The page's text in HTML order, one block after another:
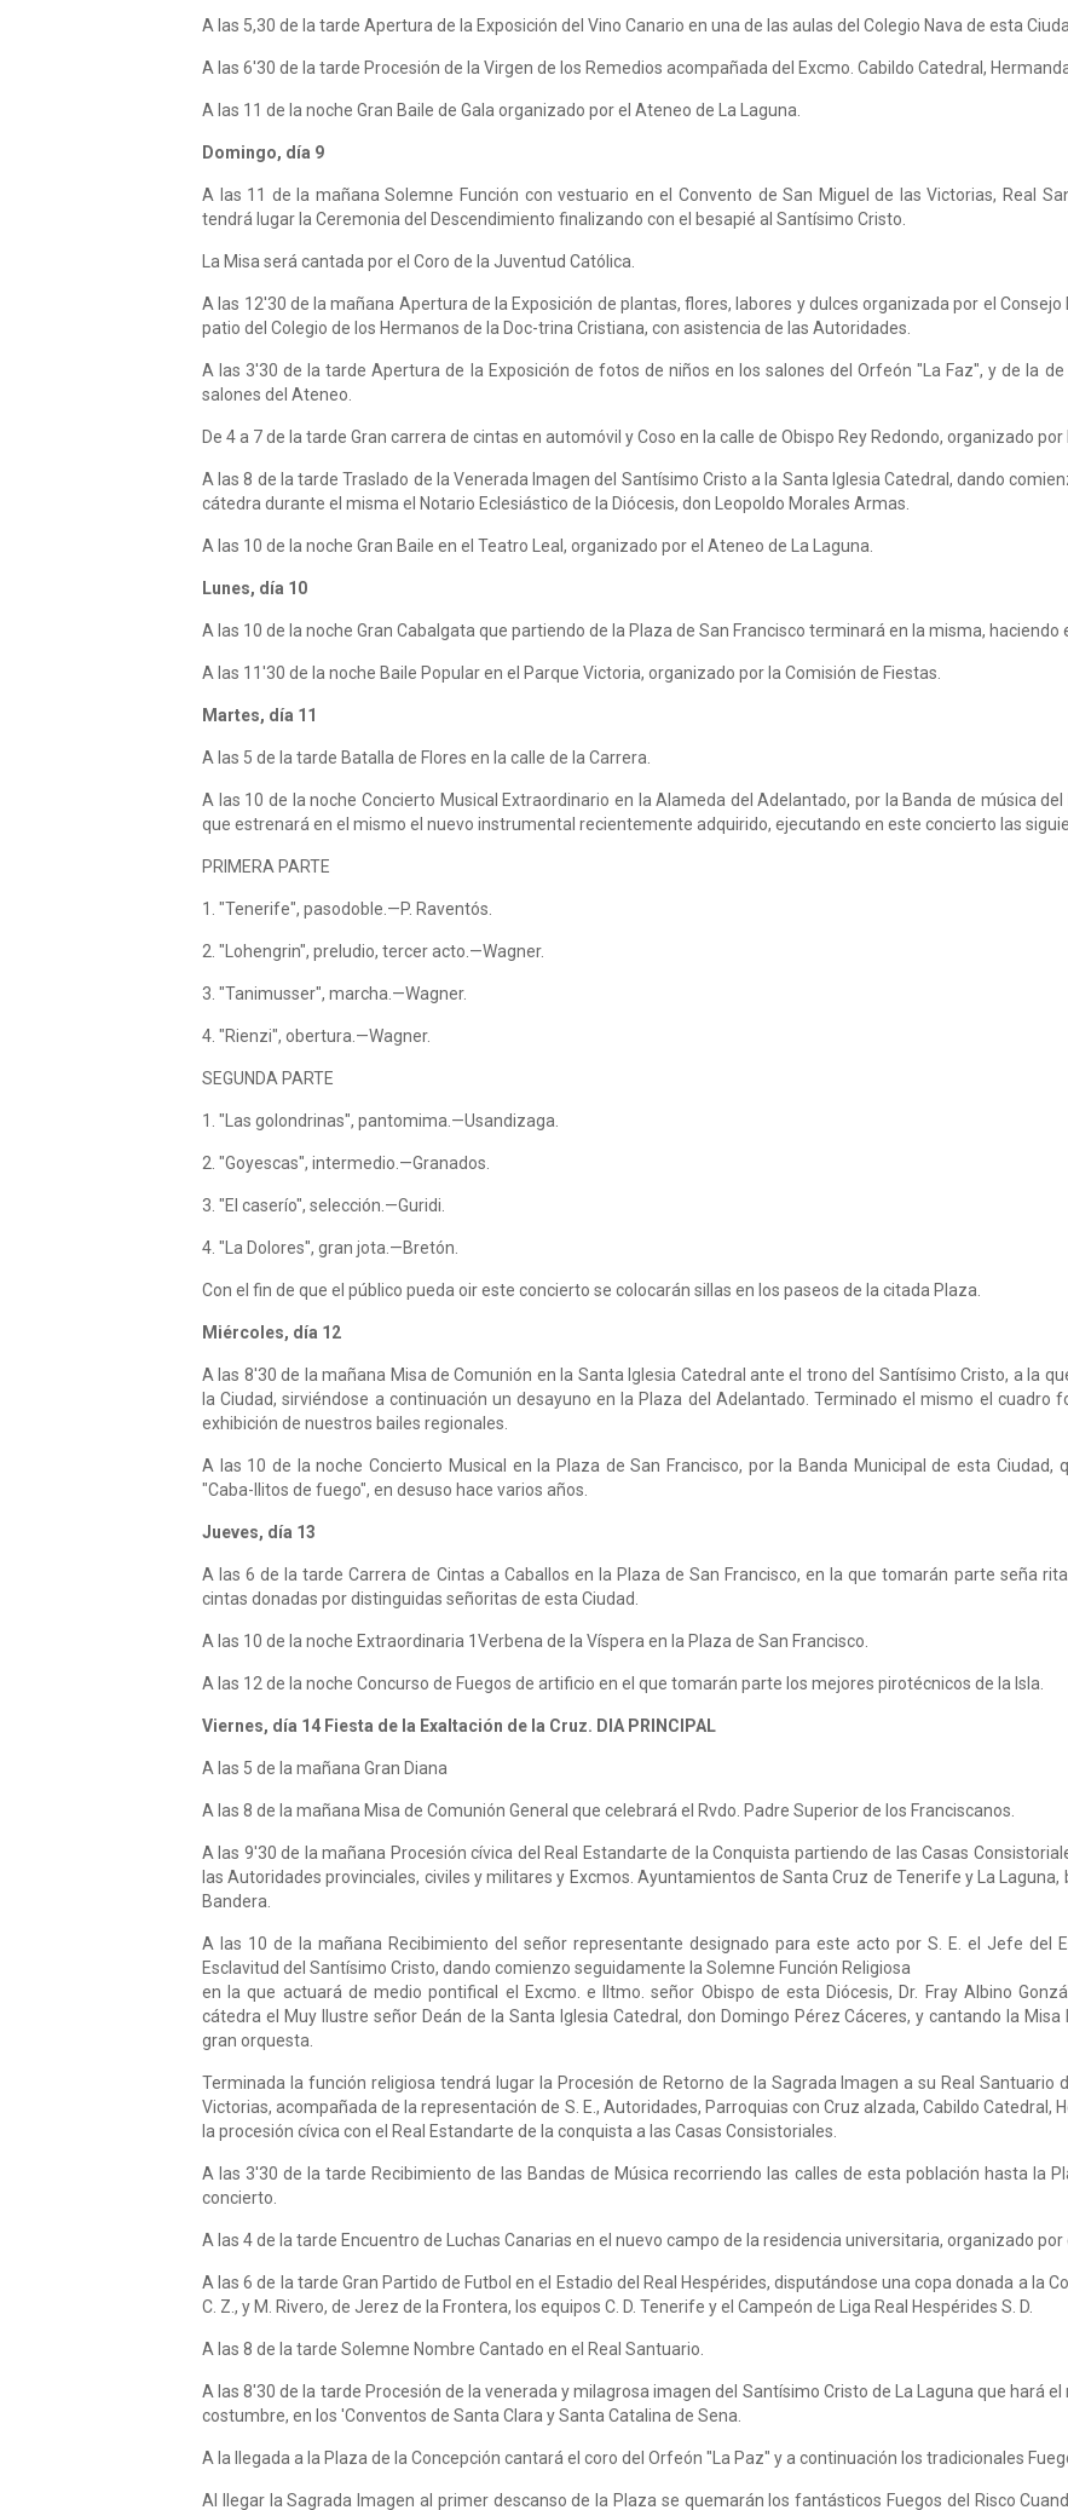
A las 5,30 de la tarde Apertura de la Exposición del Vino Canario en una de las aulas del Colegio Nava de esta
A las 6'30 de la tarde Procesión de la Virgen de los Remedios acompañada del Excmo. Cabildo Catedral,
A las 11 de la noche Gran Baile de Gala organizado por el Ateneo de La Laguna.
Domingo, día 9
A las 11 de la mañana Solemne Función con vestuario en el Convento de San Miguel de las Victorias, Real
tendrá lugar la Ceremonia del Descendimiento finalizando con el besapié al Santísimo Cristo.
La Misa será cantada por el Coro de la Juventud Católica.
A las 12'30 de la mañana Apertura de la Exposición de plantas, flores, labores y dulces organizada por el Consejo
patio del Colegio de los Hermanos de la Doc-trina Cristiana, con asistencia de las Autoridades.
A las 3'30 de la tarde Apertura de la Exposición de fotos de niños en los salones del Orfeón "La Faz", y de la
salones del Ateneo.
De 4 a 7 de la tarde Gran carrera de cintas en automóvil y Coso en la calle de Obispo Rey Redondo, organizado por
A las 8 de la tarde Traslado de la Venerada Imagen del Santísimo Cristo a la Santa Iglesia Catedral, dando
cátedra durante el misma el Notario Eclesiástico de la Diócesis, don Leopoldo Morales Armas.
A las 10 de la noche Gran Baile en el Teatro Leal, organizado por el Ateneo de La Laguna.
Lunes, día 10
A las 10 de la noche Gran Cabalgata que partiendo de la Plaza de San Francisco terminará en la misma,
A las 11'30 de la noche Baile Popular en el Parque Victoria, organizado por la Comisión de Fiestas.
Martes, día 11
A las 5 de la tarde Batalla de Flores en la calle de la Carrera.
A las 10 de la noche Concierto Musical Extraordinario en la Alameda del Adelantado, por la Banda de música
que estrenará en el mismo el nuevo instrumental recientemente adquirido, ejecutando en este concierto las
PRIMERA PARTE
1. "Tenerife", pasodoble.—P. Raventós.
2. "Lohengrin", preludio, tercer acto.—Wagner.
3. "Tanimusser", marcha.—Wagner.
4. "Rienzi", obertura.—Wagner.
SEGUNDA PARTE
1. "Las golondrinas", pantomima.—Usandizaga.
2. "Goyescas", intermedio.—Granados.
3. "El caserío", selección.—Guridi.
4. "La Dolores", gran jota.—Bretón.
Con el fin de que el público pueda oir este concierto se colocarán sillas en los paseos de la citada Plaza.
Miércoles, día 12
A las 8'30 de la mañana Misa de Comunión en la Santa Iglesia Catedral ante el trono del Santísimo Cristo, a la
la Ciudad, sirviéndose a continuación un desayuno en la Plaza del Adelantado. Terminado el mismo el cuadro
exhibición de nuestros bailes regionales.
A las 10 de la noche Concierto Musical en la Plaza de San Francisco, por la Banda Municipal de esta Ciudad,
"Caba-llitos de fuego", en desuso hace varios años.
Jueves, día 13
A las 6 de la tarde Carrera de Cintas a Caballos en la Plaza de San Francisco, en la que tomarán parte seña
cintas donadas por distinguidas señoritas de esta Ciudad.
A las 10 de la noche Extraordinaria 1Verbena de la Víspera en la Plaza de San Francisco.
A las 12 de la noche Concurso de Fuegos de artificio en el que tomarán parte los mejores pirotécnicos de la Isla.
Viernes, día 14 Fiesta de la Exaltación de la Cruz. DIA PRINCIPAL
A las 5 de la mañana Gran Diana
A las 8 de la mañana Misa de Comunión General que celebrará el Rvdo. Padre Superior de los Franciscanos.
A las 9'30 de la mañana Procesión cívica del Real Estandarte de la Conquista partiendo de las Casas
las Autoridades provinciales, civiles y militares y Excmos. Ayuntamientos de Santa Cruz de Tenerife y La
Bandera.
A las 10 de la mañana Recibimiento del señor representante designado para este acto por S. E. el Jefe del
Esclavitud del Santísimo Cristo, dando comienzo seguidamente la Solemne Función Religiosa
en la que actuará de medio pontifical el Excmo. e Iltmo. señor Obispo de esta Diócesis, Dr. Fray Albino
cátedra el Muy Ilustre señor Deán de la Santa Iglesia Catedral, don Domingo Pérez Cáceres, y cantando la
gran orquesta.
Terminada la función religiosa tendrá lugar la Procesión de Retorno de la Sagrada Imagen a su Real Santuario
Victorias, acompañada de la representación de S. E., Autoridades, Parroquias con Cruz alzada, Cabildo Catedral,
la procesión cívica con el Real Estandarte de la conquista a las Casas Consistoriales.
A las 3'30 de la tarde Recibimiento de las Bandas de Música recorriendo las calles de esta población hasta la
concierto.
A las 4 de la tarde Encuentro de Luchas Canarias en el nuevo campo de la residencia universitaria, organizado por
A las 6 de la tarde Gran Partido de Futbol en el Estadio del Real Hespérides, disputándose una copa donada a la
C. Z., y M. Rivero, de Jerez de la Frontera, los equipos C. D. Tenerife y el Campeón de Liga Real Hespérides S. D.
A las 8 de la tarde Solemne Nombre Cantado en el Real Santuario.
A las 8'30 de la tarde Procesión de la venerada y milagrosa imagen del Santísimo Cristo de La Laguna que hará
costumbre, en los 'Conventos de Santa Clara y Santa Catalina de Sena.
A la llegada a la Plaza de la Concepción cantará el coro del Orfeón "La Paz" y a continuación los tradicionales
Al llegar la Sagrada Imagen al primer descanso de la Plaza se quemarán los fantásticos Fuegos del Risco